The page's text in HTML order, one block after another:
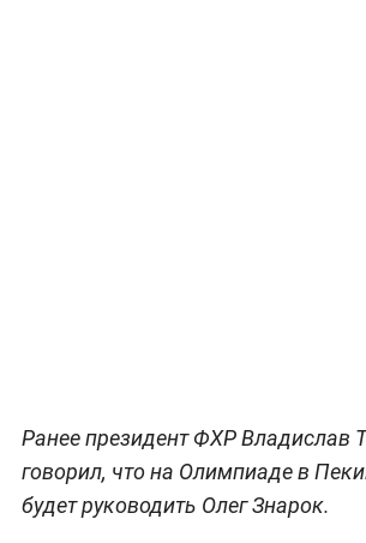
Ранее президент ФХР Владислав
говорил, что на Олимпиаде в
будет руководить Олег Знарок.